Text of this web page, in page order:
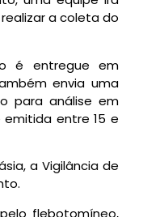
a coleta do
é entregue em
envia uma
para análise em
entre 15 e
a Vigilância de
flebotomíneo,